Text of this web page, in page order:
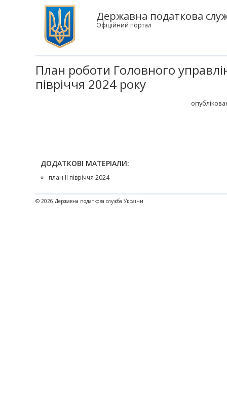
Державна податкова
Офіційний портал
План роботи Головного
півріччя 2024 року
ДОДАТКОВІ МАТЕРІАЛИ:
план II півріччя 2024
© 2026 Державна податкова служба України